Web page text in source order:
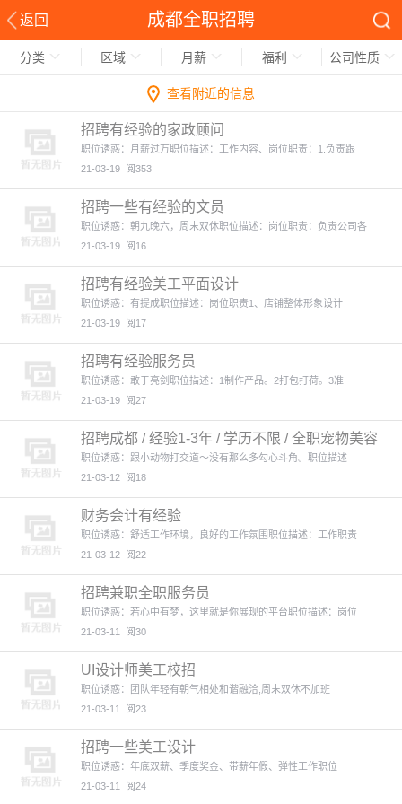
返回 成都全职招聘
分类 区域 月薪 福利 公司性质
查看附近的信息
招聘有经验的家政顾问
职位诱惑：月薪过万职位描述：工作内容、岗位职责：1.负责跟
21-03-19 阅353
招聘一些有经验的文员
职位诱惑：朝九晚六，周末双休职位描述：岗位职责：负责公司各
21-03-19 阅16
招聘有经验美工平面设计
职位诱惑：有提成职位描述：岗位职责1、店铺整体形象设计
21-03-19 阅17
招聘有经验服务员
职位诱惑：敢于亮剑职位描述：1制作产品。2打包打荷。3准
21-03-19 阅27
招聘成都 / 经验1-3年 / 学历不限 / 全职宠物美容
师
职位诱惑：跟小动物打交道～没有那么多勾心斗角。职位描述
21-03-12 阅18
财务会计有经验
职位诱惑：舒适工作环境，良好的工作氛围职位描述：工作职责
21-03-12 阅22
招聘兼职全职服务员
职位诱惑：若心中有梦，这里就是你展现的平台职位描述：岗位
21-03-11
阅30
UI设计师美工校招
职位诱惑：团队年轻有朝气相处和谐融洽,周末双休不加班
21-03-11
阅23
招聘一些美工设计
职位诱惑：年底双薪、季度奖金、带薪年假、弹性工作职位
21-03-11
阅24